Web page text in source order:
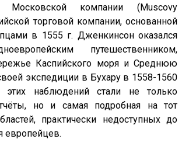
Московской компании (Muscovy
торговой компании, основанной
в 1555 г. Дженкинсон оказался
путешественником,
Каспийского моря и Среднюю
экспедиции в Бухару в 1558-1560
этих наблюдений стали не только
но и самая подробная на тот
практически недоступных до
европейцев.